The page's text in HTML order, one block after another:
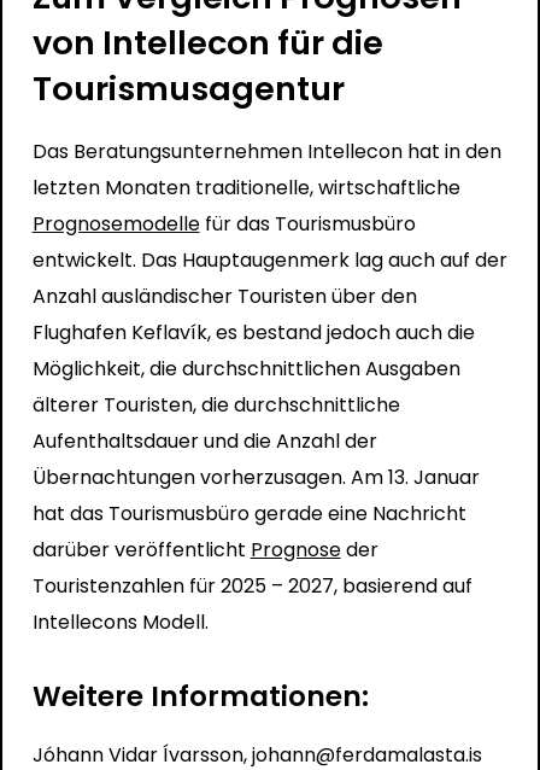
von Intellecon für die
Tourismusagentur
Das Beratungsunternehmen Intellecon hat in den
letzten Monaten traditionelle, wirtschaftliche
Prognosemodellefür das Tourismusbüro
entwickelt. Das Hauptaugenmerk lag auch auf der
Anzahl ausländischer Touristen über den
Flughafen Keflavík, es bestand jedoch auch die
Möglichkeit, die durchschnittlichen Ausgaben
älterer Touristen, die durchschnittliche
Aufenthaltsdauer und die Anzahl der
Übernachtungen vorherzusagen. Am 13. Januar
hat das Tourismusbüro gerade eine Nachricht
darüber veröffentlicht Prognoseder
Touristenzahlen für 2025 – 2027,basierend auf
Intellecons Modell.
Weitere Informationen:
Jóhann Vidar Ívarsson,johann@ferdamalasta.is